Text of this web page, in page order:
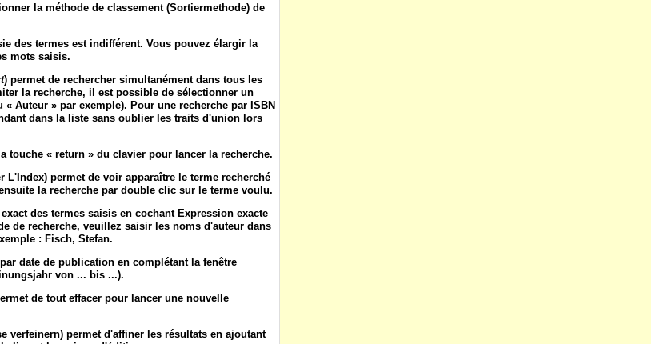
la méthode de classement(Sortiermethode) de
des termes est indifférent. Vous pouvez élargir la
mots saisis.
) permet de rechercher simultanément dans tous les
la recherche, il est possible de sélectionner un
Auteur » par exemple). Pour une recherche par ISBN
dans la liste sans oublier les traits d'union lors
touche « return » du clavier pour lancer la recherche.
L'Index) permet de voir apparaître le terme recherché
la recherche par double clic sur le terme voulu.
des termes saisis en cochant Expression exacte
de recherche, veuillez saisir les noms d'auteur dans
: Fisch, Stefan.
date de publication en complétant la fenêtre
von ... bis ...).
de tout effacer pour lancer une nouvelle
verfeinern) permet d'affiner les résultats en ajoutant